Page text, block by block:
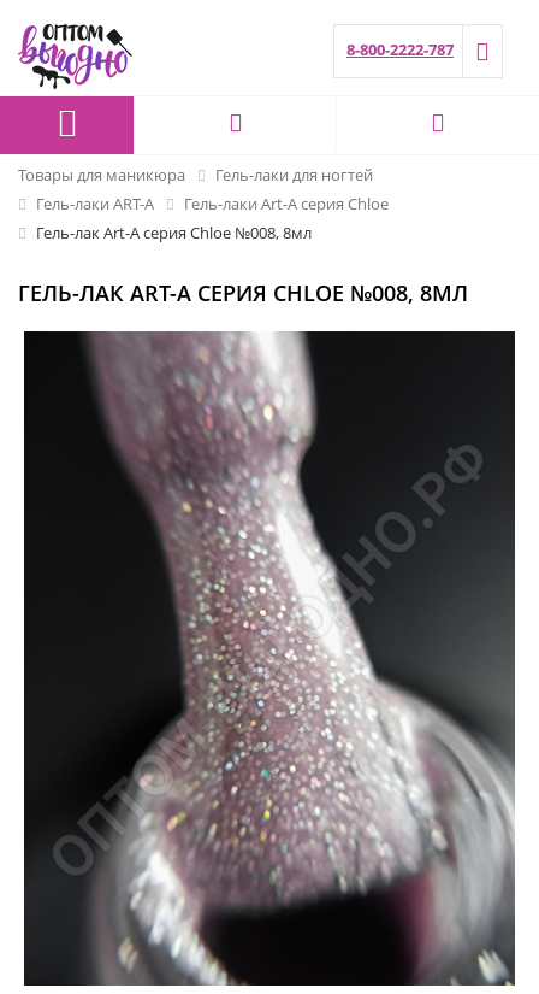
8-800-2222-787
Товары для маникюра
Гель-лаки для ногтей
Гель-лаки ART-A
Гель-лаки Art-A серия Chloe
Гель-лак Art-A серия Chloe №008, 8мл
ГЕЛЬ-ЛАК ART-A СЕРИЯ CHLOE №008, 8МЛ